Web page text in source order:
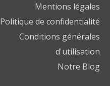
Mentions légales
Politique de confidentialité
Conditions générales
d'utilisation
Notre Blog